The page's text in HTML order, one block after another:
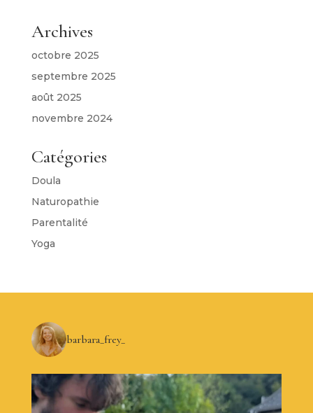
Archives
octobre 2025
septembre 2025
août 2025
novembre 2024
Catégories
Doula
Naturopathie
Parentalité
Yoga
barbara_frey_